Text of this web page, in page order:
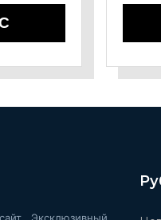
Эксклюзивный